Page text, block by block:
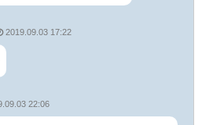
2019.09.03 17:22
22:06